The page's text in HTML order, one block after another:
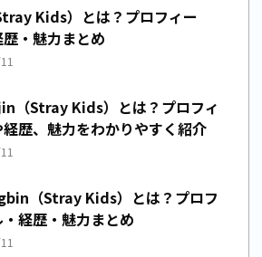
Kids）とは？プロフィー
・魅力まとめ
（Stray Kids）とは？プロフィ
歴、魅力をわかりやすく紹介
（Stray Kids）とは？プロフ
経歴・魅力まとめ